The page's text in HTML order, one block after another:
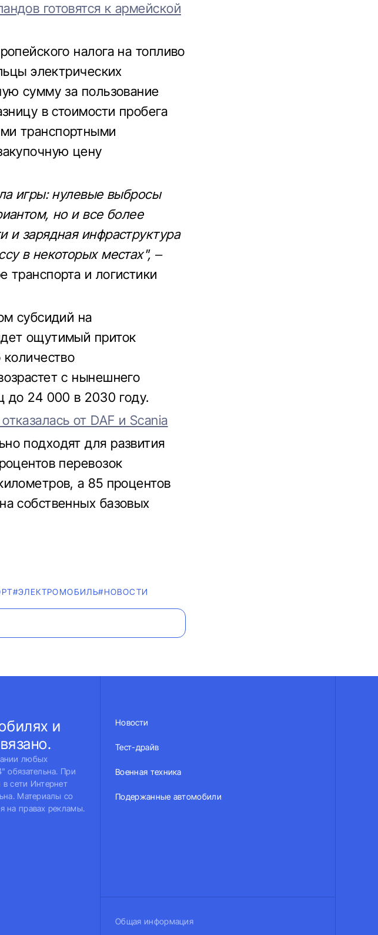
готовятся к армейской
налога на топливо
электрических
сумму за пользование
в стоимости пробега
транспортными
цену
игры: нулевые выбросы
но и все более
и зарядная инфраструктура
в некоторых местах", –
транспорта и логистики
субсидий на
ощутимый приток
с нынешнего
до 24 000 в 2030 году.
от DAF и Scania
подходят для развития
перевозок
а 85 процентов
собственных базовых
#ЭЛЕКТРОМОБИЛЬ#НОВОСТИ
и
любых
обязательна. При
сети Интернет
Материалы со
на правах рекламы.
Новости
Тест-драйв
Военная техника
Подержанные автомобили
Общая информация